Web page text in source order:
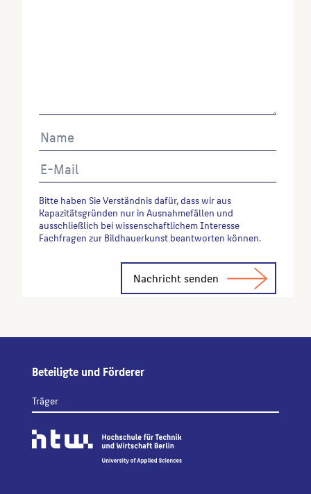
Bitte haben Sie Verständnis dafür, dass wir aus
Kapazitätsgründen nur in Ausnahmefällen und
ausschließlich bei wissenschaftlichem Interesse
Fachfragen zur Bildhauerkunst beantworten können.
Beteiligte und Förderer
Träger